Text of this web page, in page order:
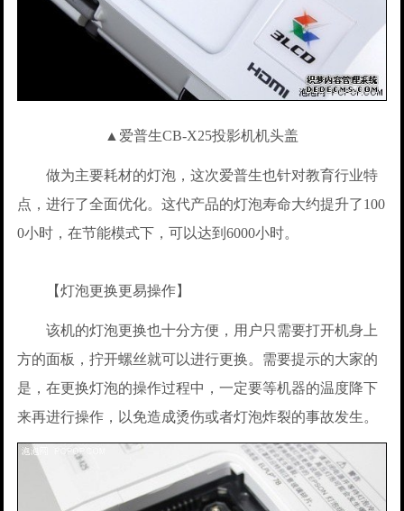
▲爱普生CB-X25投影机机头盖
做为主要耗材的灯泡，这次爱普生也针对教育行业特
点，进行了全面优化。这代产品的灯泡寿命大约提升了100
0小时，在节能模式下，可以达到6000小时。
【灯泡更换更易操作】
该机的灯泡更换也十分方便，用户只需要打开机身上
方的面板，拧开螺丝就可以进行更换。需要提示的大家的
是，在更换灯泡的操作过程中，一定要等机器的温度降下
来再进行操作，以免造成烫伤或者灯泡炸裂的事故发生。